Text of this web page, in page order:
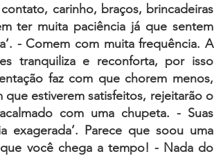
carinho, braços, brincadeiras
ter muita paciência já que sentem
- Comem com muita frequência. A
tranquiliza e reconforta, por isso
faz com que chorem menos,
que estiverem satisfeitos, rejeitarão o
com uma chupeta. - Suas
exagerada’. Parece que soou uma
você chega a tempo! - Nada do